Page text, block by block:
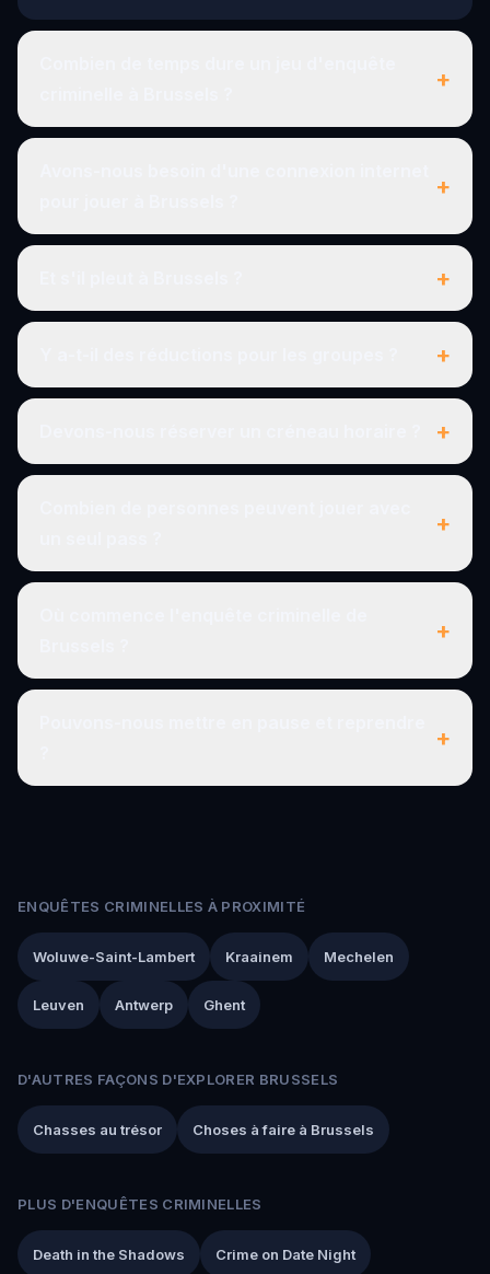
+
+
+
+
+
+
+
+
ENQUÊTES CRIMINELLES À PROXIMITÉ
Woluwe-Saint-Lambert Kraainem Mechelen
Leuven Antwerp Ghent
D'AUTRES FAÇONS D'EXPLORER BRUSSELS
Chasses au trésor Choses à faire à Brussels
PLUS D'ENQUÊTES CRIMINELLES
Death in the Shadows Crime on Date Night